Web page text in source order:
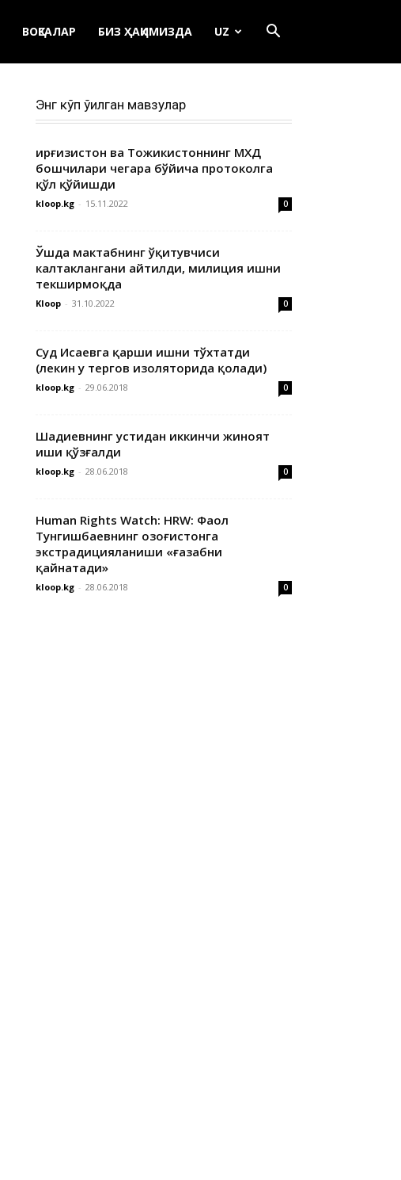
ВОҚЕАЛАР БИЗ ҲАҚИМИЗДА UZ
Энг кўп ўқилган мавзулар
Қирғизистон ва Тожикистоннинг МХДҚ
бошчилари чегара бўйича протоколга
қўл қўйишди
kloop.kg - 15.11.2022 0
Ўшда мактабнинг ўқитувчиси
калтаклангани айтилди, милиция ишни
текширмоқда
Kloop - 31.10.2022 0
Суд Исаевга қарши ишни тўхтатди
(лекин у тергов изоляторида қолади)
kloop.kg - 29.06.2018 0
Шадиевнинг устидан иккинчи жиноят
иши қўзғалди
kloop.kg - 28.06.2018 0
Human Rights Watch: HRW: Фаол
Тунгишбаевнинг Қозоғистонга
экстрадицияланиши «ғазабни
қайнатади»
kloop.kg - 28.06.2018 0